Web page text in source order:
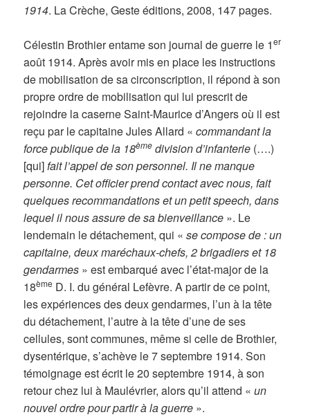
1914. La Crèche, Geste éditions, 2008, 147 pages.
Célestin Brothier entame son journal de guerre le 1er
août 1914. Après avoir mis en place les instructions
de mobilisation de sa circonscription, il répond à son
propre ordre de mobilisation qui lui prescrit de
rejoindre la caserne Saint-Maurice d’Angers où il est
reçu par le capitaine Jules Allard «commandant la
force publique de la 18ème division d’infanterie (….)
[qui]fait l’appel de son personnel. Il ne manque
personne. Cet officier prend contact avec nous, fait
quelques recommandations et un petit speech, dans
lequel il nous assure de sa bienveillance ». Le
lendemain le détachement, qui «se compose de : un
capitaine, deux maréchaux-chefs, 2 brigadiers et 18
gendarmes » est embarqué avec l’état-major de la
18ème D. I. du général Lefèvre. A partir de ce point,
les expériences des deux gendarmes, l’un à la tête
du détachement, l’autre à la tête d’une de ses
cellules, sont communes, même si celle de Brothier,
dysentérique, s’achève le 7 septembre 1914. Son
témoignage est écrit le 20 septembre 1914, à son
retour chez lui à Maulévrier, alors qu’il attend «un
nouvel ordre pour partir à la guerre ».